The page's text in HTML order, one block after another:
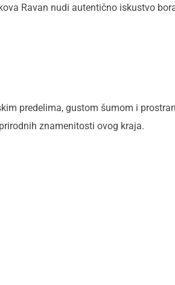
Ravan nudi autentično iskustvo
predelima, gustom šumom i
znamenitosti ovog kraja.